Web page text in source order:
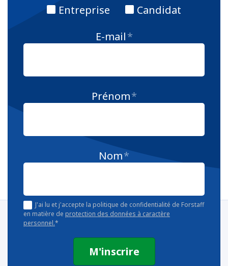
Entreprise
Candidat
E-mail*
Prénom*
Nom*
J'ai lu et j'accepte la politique de confidentialité de Forstaff
en matière de protection des données à caractère
personnel.*